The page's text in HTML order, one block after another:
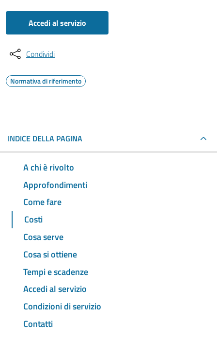
Accedi al servizio
Condividi
Normativa di riferimento
INDICE DELLA PAGINA
A chi è rivolto
Approfondimenti
Come fare
Costi
Cosa serve
Cosa si ottiene
Tempi e scadenze
Accedi al servizio
Condizioni di servizio
Contatti